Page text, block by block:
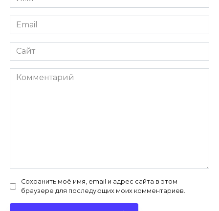
Email
Сайт
Комментарий
Сохранить моё имя, email и адрес сайта в этом
браузере для последующих моих комментариев.